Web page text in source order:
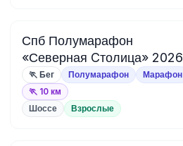
Спб Полумарафон
«Северная Cтолица» 2026
🏃 Бег Полумарафон
Марафон
🏃 10 км
Шоссе Взрослые